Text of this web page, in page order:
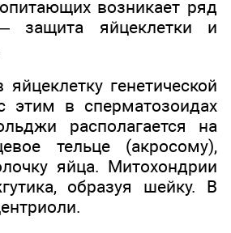
возникает ряд
защита яйцеклетки и
генетической
в сперматозоидах
располагается на
тельце (акросому),
яйца. Митохондрии
образуя шейку. В